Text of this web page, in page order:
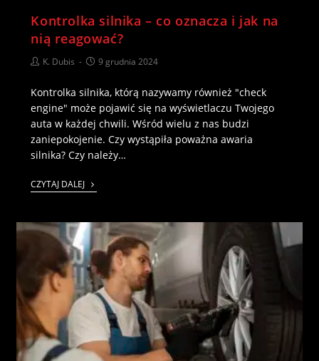
Kontrolka silnika – co oznacza i jak na
nią reagować?
K. Dubis 9 grudnia 2024
Kontrolka silnika, którą nazywamy również "check
engine" może pojawić się na wyświetlaczu Twojego
auta w każdej chwili. Wśród wielu z nas budzi
zaniepokojenie. Czy wystąpiła poważna awaria
silnika? Czy należy…
CZYTAJ DALEJ